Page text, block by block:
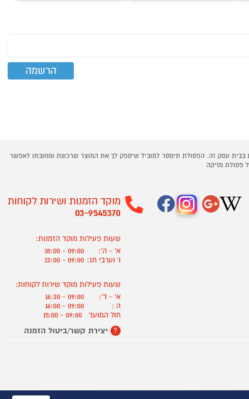
עסק זה. הפסולת תימסר למוביל שיספק לך את המוצר שרכשת ומחובתו לאפשר
פסולת מזיקה
מוקד הזמנות ושירות לקוחות
03-9545370
שעות פעילות מוקד הזמנות:
א' - ה':
09:00 - 18:00
ו' וערבי חג: 09:00 - 13:00
שעות פעילות מוקד שירות לקוחות:
א' - ד':
09:00 - 16:30
ה :
09:00 - 16:00
חול המועד
09:00 - 15:00
?
יצירת קשר/ביטול הזמנה